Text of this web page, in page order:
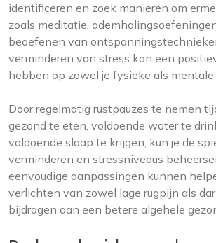
identificeren en zoek manieren om
zoals meditatie,
beoefenen van
verminderen van stress kan een
hebben op zowel je fysieke als
Door regelmatig rustpauzes te nemen
gezond te eten, voldoende water te
voldoende slaap te krijgen, kun je de
verminderen en stressniveaus
eenvoudige aanpassingen kunnen
verlichten van zowel lage rugpijn als
bijdragen aan een betere algehele